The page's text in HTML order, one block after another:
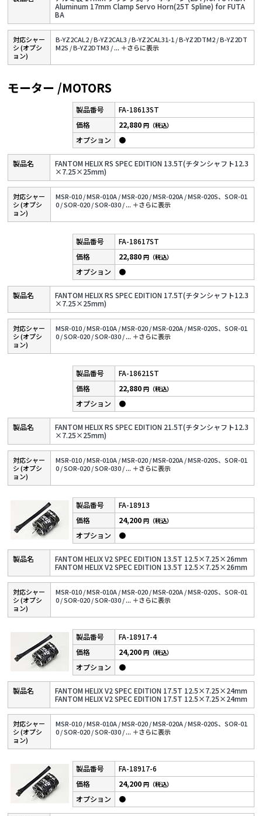
Aluminum 17mm Clamp Servo Horn(25T Spline) for FUTA
BA
対応シャー
シ (オプシ
ョン)
B-YZ2CAL2 /B-YZ2CAL3 /B-YZ2CAL31-1 /B-YZ2DTM2 /B-YZ2DT
M2S /B-YZ2DTM3 /... ＋さらに表⽰
モーター /MOTORS
FA-18613ST
FANTOM HELIX RS SPEC EDITION 13.5T(チタンシャフト12.3
×7.25×25mm)
22,880円（税込）
●
対応シャー
シ (オプシ
ョン)
MSR-010 /MSR-010A /MSR-020 /MSR-020A /MSR-020S、SOR-01
0 /SOR-020 /SOR-030 /... ＋さらに表⽰
FA-18617ST
FANTOM HELIX RS SPEC EDITION 17.5T(チタンシャフト12.3
×7.25×25mm)
22,880円（税込）
●
対応シャー
シ (オプシ
ョン)
MSR-010 /MSR-010A /MSR-020 /MSR-020A /MSR-020S、SOR-01
0 /SOR-020 /SOR-030 /... ＋さらに表⽰
FA-18621ST
FANTOM HELIX RS SPEC EDITION 21.5T(チタンシャフト12.3
×7.25×25mm)
22,880円（税込）
●
対応シャー
シ (オプシ
ョン)
MSR-010 /MSR-010A /MSR-020 /MSR-020A /MSR-020S、SOR-01
0 /SOR-020 /SOR-030 /... ＋さらに表⽰
FA-18913
FANTOM HELIX V2 SPEC EDITION 13.5T 12.5×7.25×26mm
FANTOM HELIX V2 SPEC EDITION 13.5T 12.5×7.25×26mm
24,200円（税込）
●
対応シャー
シ (オプシ
ョン)
MSR-010 /MSR-010A /MSR-020 /MSR-020A /MSR-020S、SOR-01
0 /SOR-020 /SOR-030 /... ＋さらに表⽰
FA-18917-4
FANTOM HELIX V2 SPEC EDITION 17.5T 12.5×7.25×24mm
FANTOM HELIX V2 SPEC EDITION 17.5T 12.5×7.25×24mm
24,200円（税込）
●
対応シャー
シ (オプシ
ョン)
MSR-010 /MSR-010A /MSR-020 /MSR-020A /MSR-020S、SOR-01
0 /SOR-020 /SOR-030 /... ＋さらに表⽰
FA-18917-6
24,200円（税込）
●